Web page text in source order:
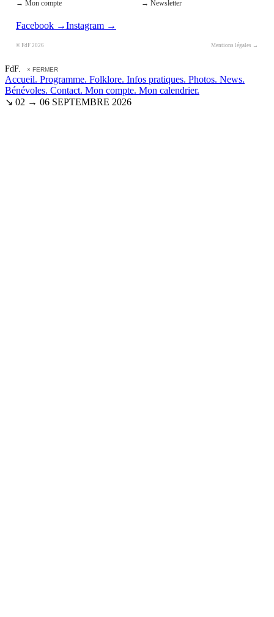
→ Mon compte → Newsletter
Facebook →Instagram →
© FdF 2026 Mentions légales →
FdF. × FERMER
Accueil. Programme. Folklore. Infos pratiques. Photos. News.
Bénévoles. Contact. Mon compte. Mon calendrier.
↘ 02 → 06 SEPTEMBRE 2026